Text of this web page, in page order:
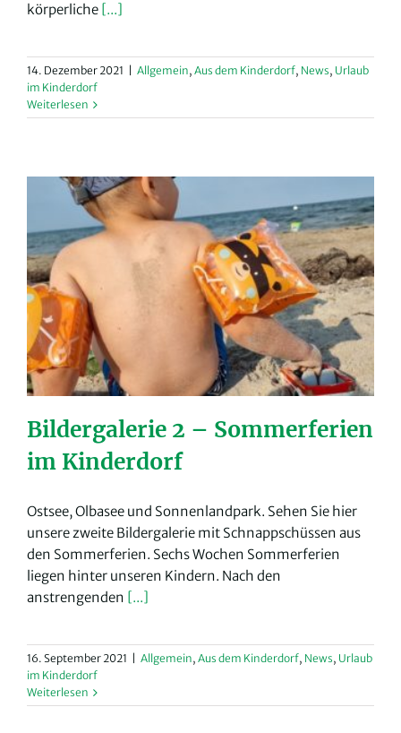
körperliche [...]
14. Dezember 2021 Allgemein, Aus dem Kinderdorf, News, Urlaub
im Kinderdorf
Weiterlesen
Bildergalerie 2 – Sommerferien
im Kinderdorf
Ostsee, Olbasee und Sonnenlandpark. Sehen Sie hier
unsere zweite Bildergalerie mit Schnappschüssen aus
den Sommerferien. Sechs Wochen Sommerferien
liegen hinter unseren Kindern. Nach den
anstrengenden [...]
16. September 2021 Allgemein, Aus dem Kinderdorf, News, Urlaub
im Kinderdorf
Weiterlesen